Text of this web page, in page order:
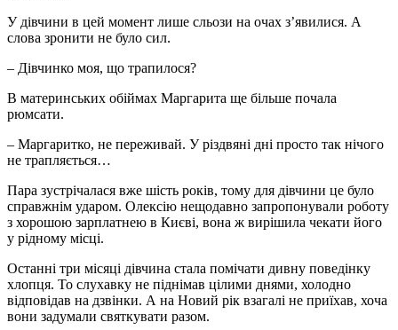
У дівчини в цей момент лише сльози на очах з’явилися. А
слова зронити не було сил.
– Дівчинко моя, що трапилося?
В материнських обіймах Маргарита ще більше почала
рюмсати.
– Маргаритко, не переживай. У різдвяні дні просто так нічого
не трапляється…
Пара зустрічалася вже шість років, тому для дівчини це було
справжнім ударом. Олексію нещодавно запропонували роботу
з хорошою зарплатнею в Києві, вона ж вирішила чекати його
у рідному місці.
Останні три місяці дівчина стала помічати дивну поведінку
хлопця. То слухавку не піднімав цілими днями, холодно
відповідав на дзвінки. А на Новий рік взагалі не приїхав, хоча
вони задумали святкувати разом.